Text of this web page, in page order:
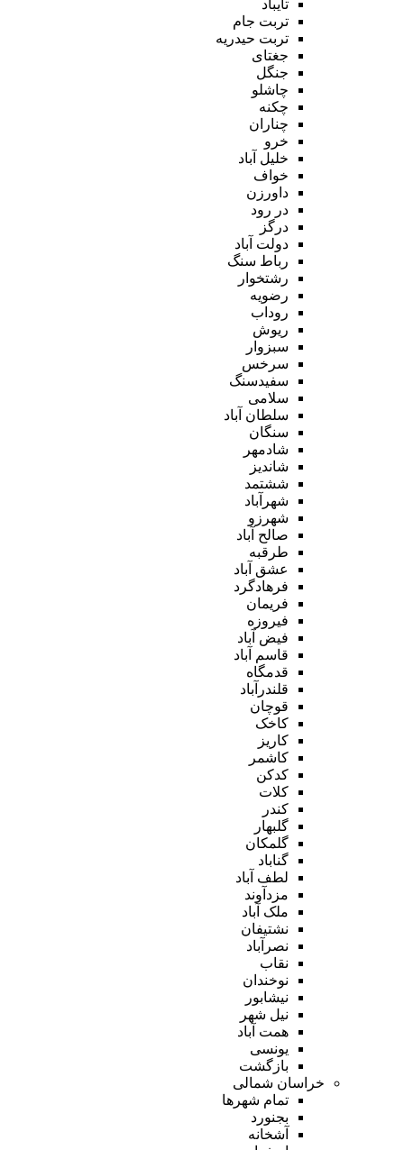
تایباد
تربت جام
تربت حیدریه
جغتای
جنگل
چاشلو
چکنه
چناران
خرو
خلیل آباد
خواف
داورزن
در رود
درگز
دولت آباد
رباط سنگ
رشتخوار
رضویه
روداب
ریوش
سبزوار
سرخس
سفیدسنگ
سلامی
سلطان آباد
سنگان
شادمهر
شاندیز
ششتمد
شهرآباد
شهرزو
صالح آباد
طرقبه
عشق آباد
فرهادگرد
فریمان
فیروزه
فیض آباد
قاسم آباد
قدمگاه
قلندرآباد
قوچان
کاخک
کاریز
کاشمر
کدکن
کلات
کندر
گلبهار
گلمکان
گناباد
لطف آباد
مزدآوند
ملک آباد
نشتیفان
نصرآباد
نقاب
نوخندان
نیشابور
نیل شهر
همت آباد
یونسی
بازگشت
خراسان شمالی
تمام شهر‌ها
بجنورد
آشخانه